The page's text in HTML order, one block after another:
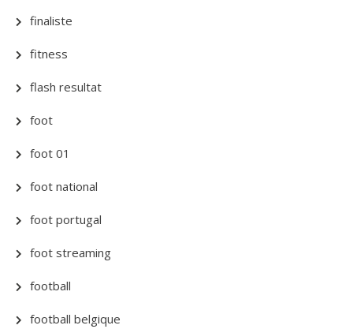
finaliste
fitness
flash resultat
foot
foot 01
foot national
foot portugal
foot streaming
football
football belgique